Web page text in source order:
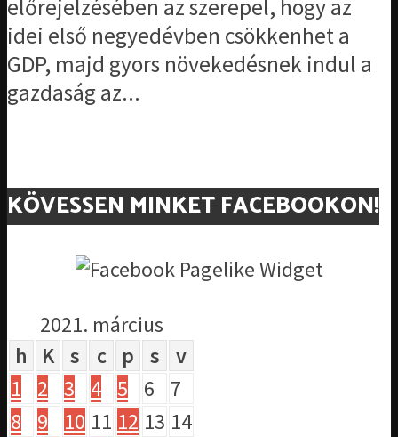
előrejelzésében az szerepel, hogy az
idei első negyedévben csökkenhet a
GDP, majd gyors növekedésnek indul a
gazdaság az...
KÖVESSEN MINKET FACEBOOKON!
2021. március
h
K s c p s
v
1
2 3 4 5 6
7
8
9 10 11 12 13 14